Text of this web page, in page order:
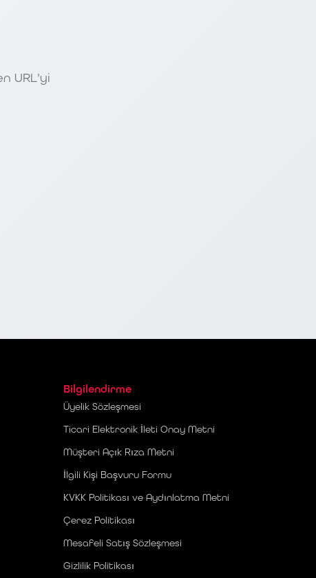
URL'yi
Bilgilendirme
Üyelik Sözleşmesi
Ticari Elektronik İleti Onay Metni
Müşteri Açık Rıza Metni
İlgili Kişi Başvuru Formu
KVKK Politikası ve Aydınlatma Metni
Çerez Politikası
Mesafeli Satış Sözleşmesi
Gizlilik Politikası